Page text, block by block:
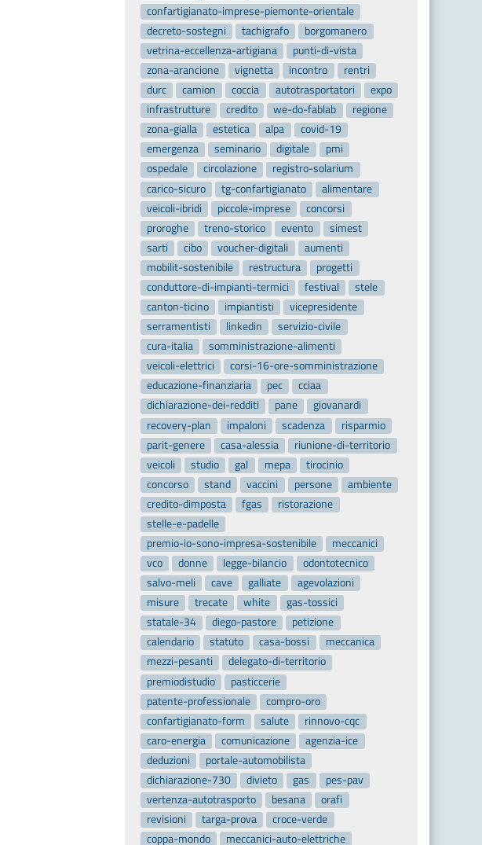
confartigianato-imprese-piemonte-orientale
decreto-sostegni
tachigrafo
borgomanero
vetrina-eccellenza-artigiana
punti-di-vista
zona-arancione
vignetta incontro
rentri
durc
camion coccia autotrasportatori
expo
infrastrutture
credito we-do-fablab
regione
zona-gialla
estetica alpa
covid-19
emergenza
seminario digitale
pmi
ospedale
circolazione
registro-solarium
carico-sicuro
tg-confartigianato
alimentare
veicoli-ibridi
piccole-imprese
concorsi
proroghe
treno-storico evento
simest
sarti
cibo voucher-digitali
aumenti
mobilit-sostenibile
restructura
progetti
conduttore-di-impianti-termici
festival
stele
canton-ticino
impiantisti
vicepresidente
serramentisti
linkedin
servizio-civile
cura-italia
somministrazione-alimenti
veicoli-elettrici
corsi-16-ore-somministrazione
educazione-finanziaria
pec
cciaa
dichiarazione-dei-redditi
pane
giovanardi
recovery-plan
impaloni scadenza
risparmio
parit-genere
casa-alessia
riunione-di-territorio
veicoli
studio gal mepa
tirocinio
concorso
stand vaccini persone
ambiente
credito-dimposta
fgas
ristorazione
stelle-e-padelle
premio-io-sono-impresa-sostenibile
meccanici
vco
donne legge-bilancio
odontotecnico
salvo-meli
cave galliate
agevolazioni
misure
trecate white
gas-tossici
statale-34
diego-pastore
petizione
calendario
statuto casa-bossi
meccanica
mezzi-pesanti
delegato-di-territorio
premiodistudio
pasticcerie
patente-professionale
compro-oro
confartigianato-form
salute
rinnovo-cqc
caro-energia
comunicazione
agenzia-ice
deduzioni
portale-automobilista
dichiarazione-730
divieto gas
pes-pav
vertenza-autotrasporto
besana
orafi
revisioni
targa-prova
croce-verde
coppa-mondo
meccanici-auto-elettriche